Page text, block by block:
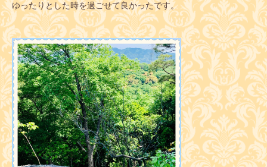
ゆったりとした時を過ごせて良かったです。